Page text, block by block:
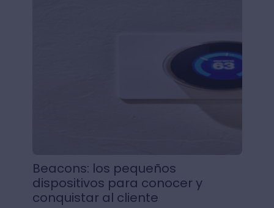
Beacons: los pequeños
dispositivos para conocer y
conquistar al cliente